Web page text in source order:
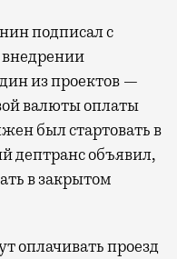
подписал с
из проектов —
валюты оплаты
был стартовать в
дептранс объявил,
в закрытом
оплачивать проезд